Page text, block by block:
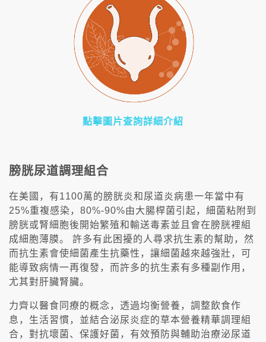
點擊圖片查詢詳細介紹
膀胱尿道調理組合
在美國，有1100萬的膀胱炎和尿道炎病患一年當中有
25%重複感染，80%-90%由大腸桿菌引起，細菌粘附到
膀胱或腎細胞後開始繁殖和輸送毒素並且會在膀胱裡組
成細胞薄膜。 許多有此困擾的人尋求抗生素的幫助，然
而抗生素會使細菌產生抗藥性，讓細菌越來越強壯，可
能導致病情一再復發，而許多的抗生素有多種副作用，
尤其對肝臟腎臟。
力齊以醫食同療的概念，透過均衡營養，調整飲食作
息，生活習慣，並結合泌尿炎症的草本營養精華調理組
合，對抗壞菌、保護好菌，有效預防與輔助治療泌尿道